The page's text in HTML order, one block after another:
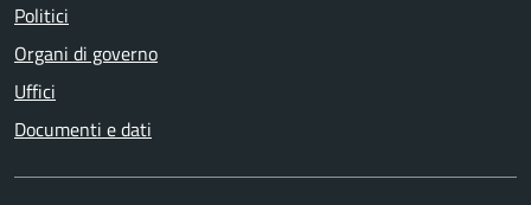
Politici
Organi di governo
Uffici
Documenti e dati